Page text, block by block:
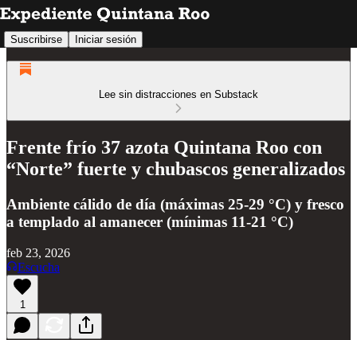
Suscribirse Iniciar sesión
Lee sin distracciones en Substack
Frente frío 37 azota Quintana Roo con
“Norte” fuerte y chubascos generalizados
Ambiente cálido de día (máximas 25-29 °C) y fresco
a templado al amanecer (mínimas 11-21 °C)
feb 23, 2026
Escucha
1